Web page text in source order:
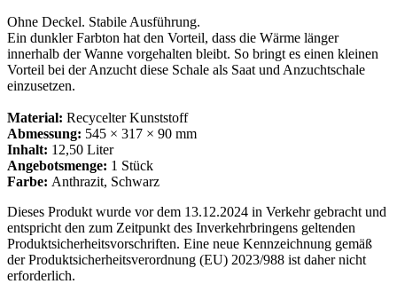
Ohne Deckel. Stabile Ausführung.
Ein dunkler Farbton hat den Vorteil, dass die Wärme länger
innerhalb der Wanne vorgehalten bleibt. So bringt es einen kleinen
Vorteil bei der Anzucht diese Schale als Saat und Anzuchtschale
einzusetzen.
Material: Recycelter Kunststoff
Abmessung: 545 × 317 × 90 mm
Inhalt: 12,50 Liter
Angebotsmenge: 1 Stück
Farbe: Anthrazit, Schwarz
Dieses Produkt wurde vor dem 13.12.2024 in Verkehr gebracht und
entspricht den zum Zeitpunkt des Inverkehrbringens geltenden
Produktsicherheitsvorschriften. Eine neue Kennzeichnung gemäß
der Produktsicherheitsverordnung (EU) 2023/988 ist daher nicht
erforderlich.